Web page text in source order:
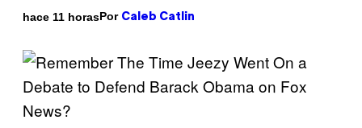
hace 11 horasPor Caleb Catlin